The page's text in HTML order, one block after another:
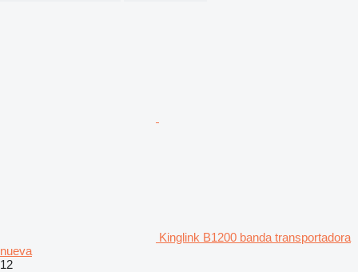
Kinglink B1200 banda transportadora
nueva
12